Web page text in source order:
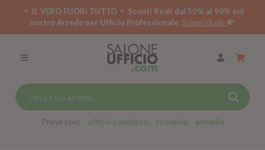
IL VERO FUORI TUTTO
Sconti Reali dal 50% al 90% sul
nostro Arredo per Ufficio Professionale. Scopri di più
Prova con: ufficio completo scrivania armadio
SCRIVANIE SPECIAL DESK
CASSETTIERE